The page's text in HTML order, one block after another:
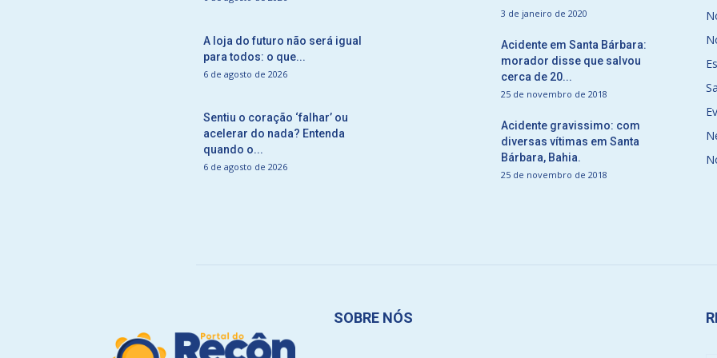
A loja do futuro não será igual
para todos: o que...
6 de agosto de 2026
Sentiu o coração ‘falhar’ ou
acelerar do nada? Entenda
quando o...
6 de agosto de 2026
3 de janeiro de 2020
Acidente em Santa Bárbara:
morador disse que salvou
cerca de 20...
25 de novembro de 2018
Acidente gravissimo: com
diversas vítimas em Santa
Bárbara, Bahia.
25 de novembro de 2018
SOBRE NÓS